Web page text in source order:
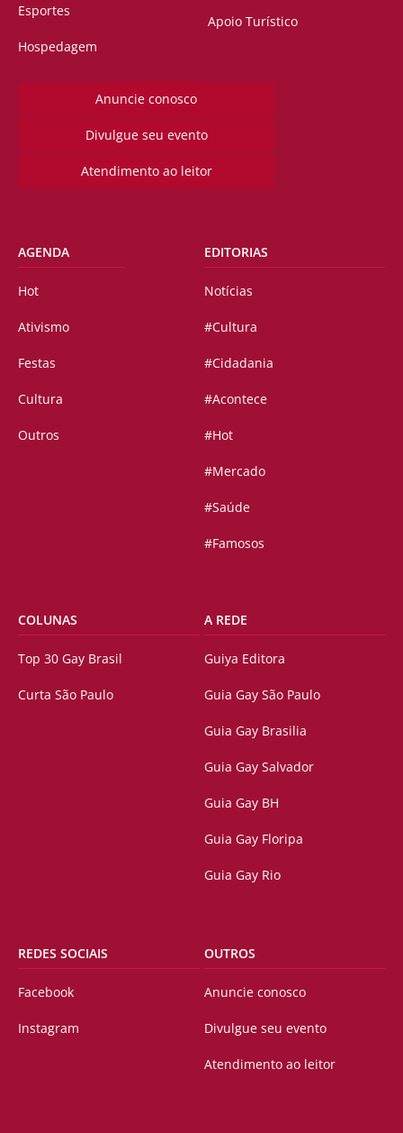
Esportes
Hospedagem
Apoio Turístico
Anuncie conosco
Divulgue seu evento
Atendimento ao leitor
AGENDA
Hot
Ativismo
Festas
Cultura
Outros
EDITORIAS
Notícias
#Cultura
#Cidadania
#Acontece
#Hot
#Mercado
#Saúde
#Famosos
COLUNAS
Top 30 Gay Brasil
Curta São Paulo
A REDE
Guiya Editora
Guia Gay São Paulo
Guia Gay Brasilia
Guia Gay Salvador
Guia Gay BH
Guia Gay Floripa
Guia Gay Rio
REDES SOCIAIS
Facebook
Instagram
OUTROS
Anuncie conosco
Divulgue seu evento
Atendimento ao leitor